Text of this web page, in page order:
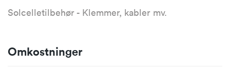
Solcelletilbehør - Klemmer, kabler mv.
Omkostninger